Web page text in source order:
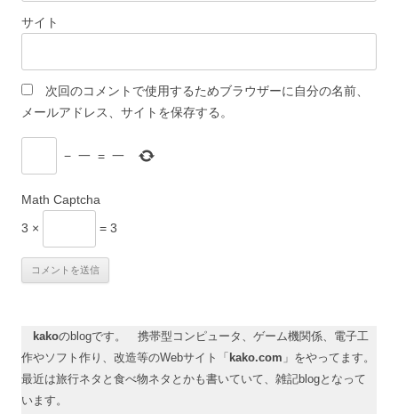
サイト
次回のコメントで使用するためブラウザーに自分の名前、
メールアドレス、サイトを保存する。
− 一 = 一
Math Captcha
3 ×
= 3
kakoのblogです。 携帯型コンピュータ、ゲーム機関係、電子工
作やソフト作り、改造等のWebサイト「 kako.com 」をやってます。
最近は旅行ネタと食べ物ネタとかも書いていて、雑記blogとなって
います。